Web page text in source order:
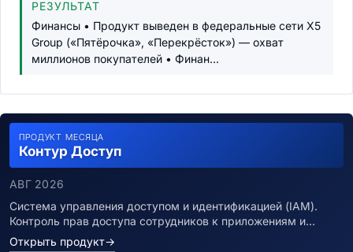
РЕЗУЛЬТАТ
Финансы • Продукт выведен в федеральные сети X5
Group («Пятёрочка», «Перекрёсток») — охват
миллионов покупателей • Финан...
ПРОДУКТ МЕСЯЦА
Контур Доступ
АВГ 2026
Система управления доступом и идентификацией (IAM).
Контроль прав доступа сотрудников к приложениям и…
Открыть продукт→